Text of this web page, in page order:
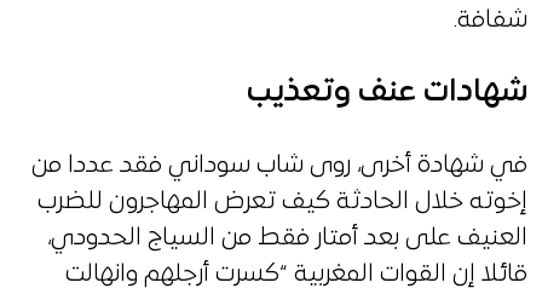
شفافة.
شهادات عنف وتعذيب
في شهادة أخرى، روى شاب سوداني فقد عددا من
إخوته خلال الحادثة كيف تعرض المهاجرون للضرب
العنيف على بعد أمتار فقط من السياج الحدودي،
قائلا إن القوات المغربية “كسرت أرجلهم وانهالت